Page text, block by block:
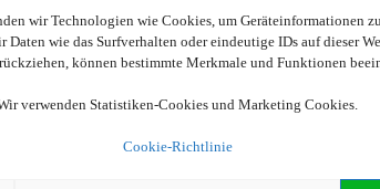
wir Technologien wie Cookies, um Geräteinformationen
wie das Surfverhalten oder eindeutige IDs auf dieser
können bestimmte Merkmale und Funktionen
verwenden Statistiken-Cookies und Marketing Cookies.
Cookie-Richtlinie
Cookies akzeptieren